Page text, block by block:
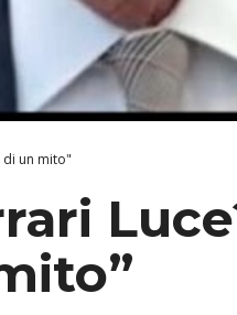
di un mito"